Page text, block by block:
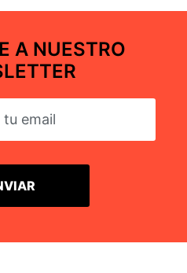
A NUESTRO